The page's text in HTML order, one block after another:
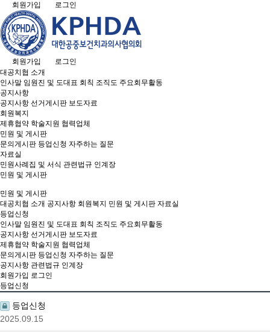
회원가입 로그인
회원가입
로그인
대공치협 소개
인사말 임원진 및 도대표 회칙 조직도 주요회무활동
공지사항
공지사항 선거게시판 보도자료
회원복지
제휴협약 학술지원 협력업체
민원 및 게시판
문의게시판 등업신청 자주하는 질문
자료실
민원사례집 및 서식 관련법규 인계장
민원 및 게시판
민원 및 게시판
대공치협 소개 공지사항 회원복지 민원 및 게시판 자료실
등업신청
인사말 임원진 및 도대표 회칙 조직도 주요회무활동
공지사항 선거게시판 보도자료
제휴협약 학술지원 협력업체
문의게시판 등업신청 자주하는 질문
공지사항 관련법규 인계장
회원가입 로그인
등업신청
등업신청
2025.09.15